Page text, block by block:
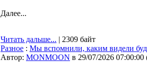
Далее...
Читать дальше... | 2309 байт
Разное : Мы вспомнили, каким видели
Автор: MONMOON в 29/07/2026 07:00:00